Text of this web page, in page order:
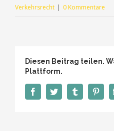
Verkehrsrecht | 0 Kommentare
Diesen Beitrag teilen.
Plattform.
FacebookTwitter Tumblr